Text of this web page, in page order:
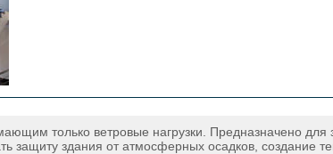
только ветровые нагрузки. Предназначено
здания от атмосферных осадков, создание